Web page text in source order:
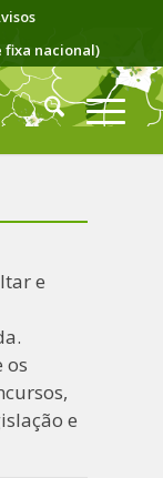
fixa nacional)
e
os
e